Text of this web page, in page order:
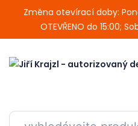
Změna otevírací doby:
OTEVŘENO do 15:00;